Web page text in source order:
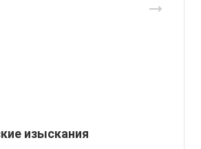
изыскания